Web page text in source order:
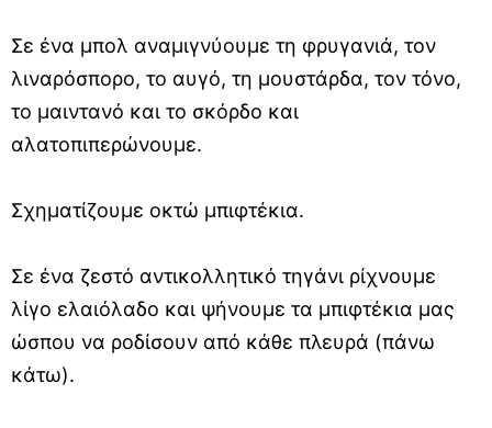
Σε ένα μπολ αναμιγνύουμε τη φρυγανιά, τον
λιναρόσπορο, το αυγό, τη μουστάρδα, τον τόνο,
το μαιντανό και το σκόρδο και
αλατοπιπερώνουμε.
Σχηματίζουμε οκτώ μπιφτέκια.
Σε ένα ζεστό αντικολλητικό τηγάνι ρίχνουμε
λίγο ελαιόλαδο και ψήνουμε τα μπιφτέκια μας
ώσπου να ροδίσουν από κάθε πλευρά (πάνω
κάτω).